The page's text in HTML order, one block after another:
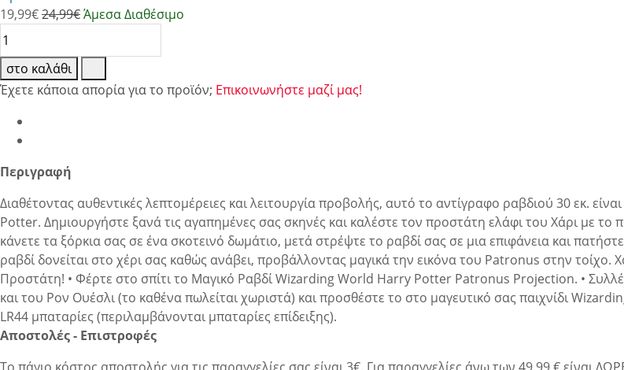
19,99€24,99€Άμεσα Διαθέσιμο
στο καλάθι
Έχετε κάποια απορία για το προϊόν; Επικοινωνήστε μαζί μας!
Περιγραφή
Διαθέτοντας αυθεντικές λεπτομέρειες και λειτουργία προβολής, αυτό το αντίγραφο ραβδιού 30 εκ.
Potter. Δημιουργήστε ξανά τις αγαπημένες σας σκηνές και καλέστε τον προστάτη ελάφι του Χάρι με
κάνετε τα ξόρκια σας σε ένα σκοτεινό δωμάτιο, μετά στρέψτε το ραβδί σας σε μια επιφάνεια και
ραβδί δονείται στο χέρι σας καθώς ανάβει, προβάλλοντας μαγικά την εικόνα του Patronus στην τοίχο.
Προστάτη! • Φέρτε στο σπίτι το Μαγικό Ραβδί Wizarding World Harry Potter Patronus Projection. •
και του Ρον Ουέσλι (το καθένα πωλείται χωριστά) και προσθέστε το στο μαγευτικό σας παιχνίδι
LR44 μπαταρίες (περιλαμβάνονται μπαταρίες επίδειξης).
Αποστολές - Επιστροφές